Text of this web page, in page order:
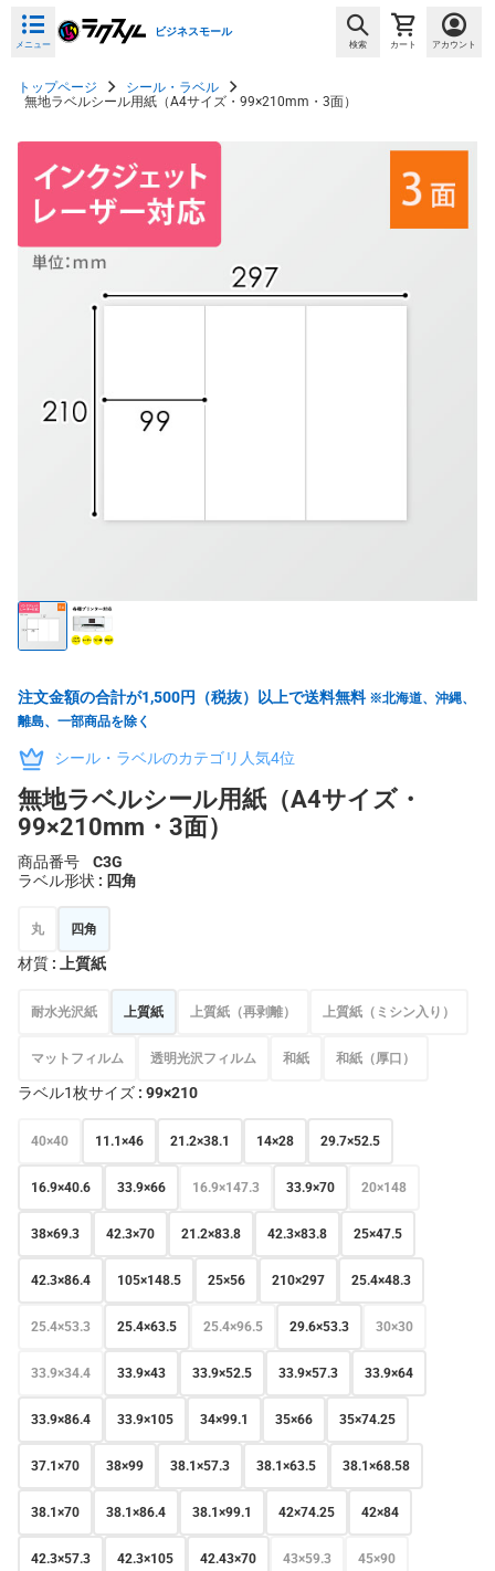
メニュー
ビジネスモール
検索 カート アカウント
トップページ
シール・ラベル
無地ラベルシール用紙（A4サイズ・99×210mm・3面）
注文金額の合計が1,500円（税抜）以上で送料無料 ※北海道、沖縄、
離島、一部商品を除く
シール・ラベルのカテゴリ人気4位
無地ラベルシール用紙（A4サイズ・
99×210mm・3面）
商品番号
C3G
ラベル形状 : 四角
四角
丸
材質 : 上質紙
上質紙
耐水光沢紙 上質紙（再剥離） 上質紙（ミシン入り）
マットフィルム 透明光沢フィルム 和紙 和紙（厚口）
ラベル1枚サイズ : 99×210
40×40
105×148.5 210×297
45×90
11.1×46 14×28
16.9×40.6 16.9×147.3 20×148
21.2×38.1
21.2×83.8 25×47.5
25×56 25.4×48.3
25.4×53.3 25.4×63.5 25.4×96.5 29.6×53.3
29.7×52.5
30×30
33.9×34.4 33.9×43 33.9×52.5 33.9×57.3 33.9×64
33.9×66 33.9×70
33.9×86.4 33.9×105 34×99.1 35×66 35×74.25
37.1×70
38×69.3
38×99 38.1×57.3 38.1×63.5 38.1×68.58
38.1×70 38.1×86.4 38.1×99.1 42×74.25 42×84
42.3×57.3
42.3×70 42.3×83.8
42.3×86.4
42.3×105 42.43×70 43×59.3